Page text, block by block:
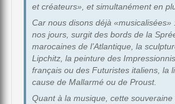
et créateurs», et simultanément en
Car nous disons déjà «musicalisées»
nos jours, surgit des bords de la
marocaines de l’Atlantique, la
Lipchitz, la peinture des
français ou des Futuristes italiens, la
cause de Mallarmé ou de Proust.
Quant à la musique, cette souveraine